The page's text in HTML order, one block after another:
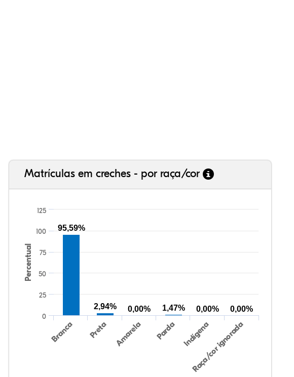
Matrículas em creches - por raça/cor
Percentual
Branca Preta Amarela Parda Indígena
Raça/cor ignorada
0
25
50
75
100
125
95,59%
2,94% 0,00% 1,47% 0,00% 0,00%